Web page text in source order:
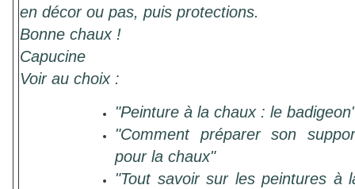
en décor ou pas, puis protections.
Bonne chaux !
Capucine
Voir au choix :
"Peinture à la chaux : le
"Comment préparer son
pour la chaux"
"Tout savoir sur les peintures à